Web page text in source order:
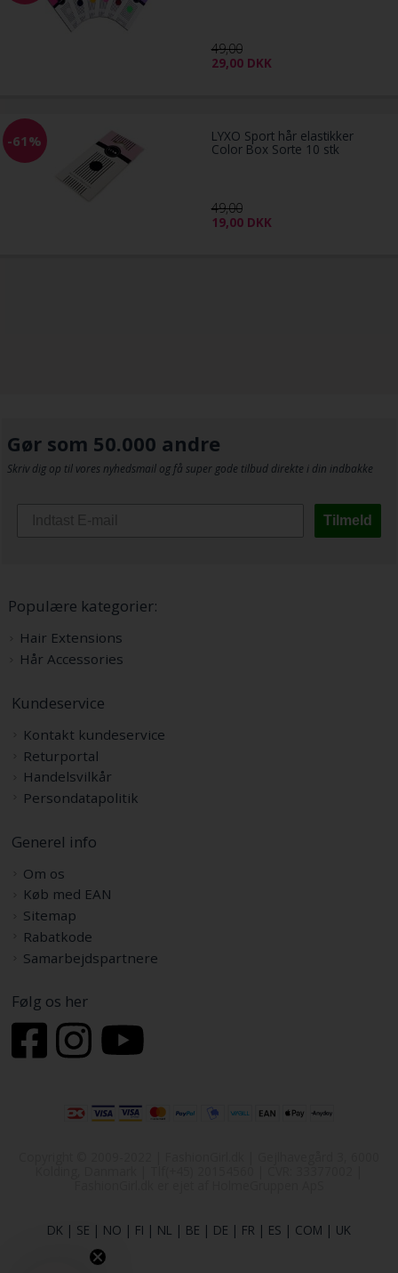
49,00
29,00 DKK
-61% LYXO Sport hår elastikker
Color Box Sorte 10 stk
49,00
19,00 DKK
Gør som 50.000 andre
Skriv dig op til vores nyhedsmail og få super gode tilbud direkte i din indbakke
Tilmeld
Populære kategorier:
Hair Extensions
Hår Accessories
Kundeservice
Kontakt kundeservice
Returportal
Handelsvilkår
Persondatapolitik
Generel info
Om os
Køb med EAN
Sitemap
Rabatkode
Samarbejdspartnere
Følg os her
DK | SE | NO | FI | NL | BE | DE | FR | ES | COM | UK